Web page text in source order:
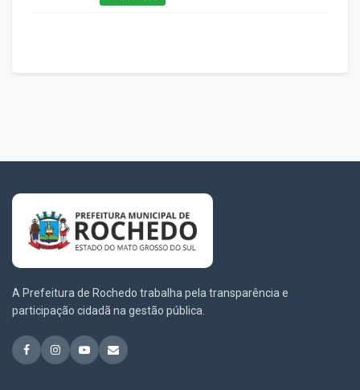
A Prefeitura de Rochedo trabalha pela transparência e
participação cidadã na gestão pública.